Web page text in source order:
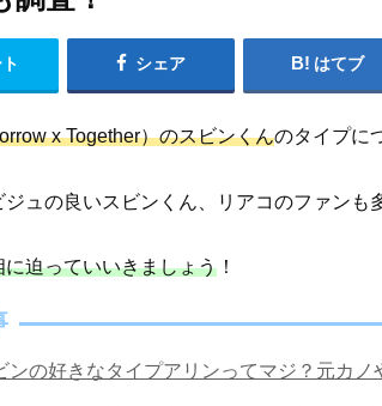
シェア はてブ
x Together）のスビンくんのタイプに
ジュの良いスビンくん、リアコのファンも
に迫っていいきましょう ！
ンの好きなタイプアリンってマジ？元カノ